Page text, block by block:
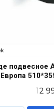
подвесное
Европа
12